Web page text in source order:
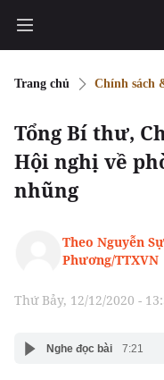
Trang chủ Chính sách
Tổng Bí thư,
Hội nghị về
nhũng
Theo Nguyễn
Phương/TTXVN
Thứ Bảy, 12/12/2020 -
Nghe đọc bài 7:21